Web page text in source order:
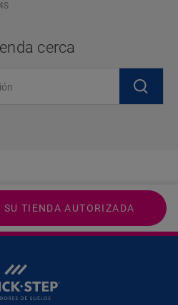
cerca
SU TIENDA AUTORIZADA